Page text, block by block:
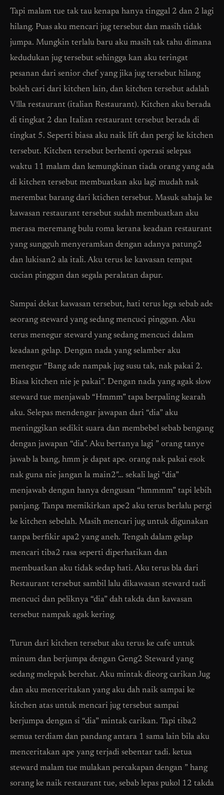
Tapi malam tue tak tau kenapa hanya tinggal 2 dan 2 lagi
hilang. Puas aku mencari jug tersebut dan masih tidak
jumpa. Mungkin terlalu baru aku masih tak tahu dimana
kedudukan jug tersebut sehingga kan aku teringat
pesanan dari senior chef yang jika jug tersebut hilang
boleh cari dari kitchen lain, dan kitchen tersebut adalah
V!lla restaurant (italian Restaurant). Kitchen aku berada
di tingkat 2 dan Italian restaurant tersebut berada di
tingkat 5. Seperti biasa aku naik lift dan pergi ke kitchen
tersebut. Kitchen tersebut berhenti operasi selepas
waktu 11 malam dan kemungkinan tiada orang yang ada
di kitchen tersebut membuatkan aku lagi mudah nak
merembat barang dari ktichen tersebut. Masuk sahaja ke
kawasan restaurant tersebut sudah membuatkan aku
merasa meremang bulu roma kerana keadaan restaurant
yang sungguh menyeramkan dengan adanya patung2
dan lukisan2 ala itali. Aku terus ke kawasan tempat
cucian pinggan dan segala peralatan dapur.
Sampai dekat kawasan tersebut, hati terus lega sebab ade
seorang steward yang sedang mencuci pinggan. Aku
terus menegur steward yang sedang mencuci dalam
keadaan gelap. Dengan nada yang selamber aku
menegur “Bang ade nampak jug susu tak, nak pakai 2.
Biasa kitchen nie je pakai”. Dengan nada yang agak slow
steward tue menjawab “Hmmm” tapa berpaling kearah
aku. Selepas mendengar jawapan dari “dia” aku
meninggikan sedikit suara dan membebel sebab bengang
dengan jawapan “dia”. Aku bertanya lagi ” orang tanye
jawab la bang, hmm je dapat ape. orang nak pakai esok
nak guna nie jangan la main2″… sekali lagi “dia”
menjawab dengan hanya dengusan “hmmmm” tapi lebih
panjang. Tanpa memikirkan ape2 aku terus berlalu pergi
ke kitchen sebelah. Masih mencari jug untuk digunakan
tanpa berfikir apa2 yang aneh. Tengah dalam gelap
mencari tiba2 rasa seperti diperhatikan dan
membuatkan aku tidak sedap hati. Aku terus bla dari
Restaurant tersebut sambil lalu dikawasan steward tadi
mencuci dan peliknya “dia” dah takda dan kawasan
tersebut nampak agak kering.
Turun dari kitchen tersebut aku terus ke cafe untuk
minum dan berjumpa dengan Geng2 Steward yang
sedang melepak berehat. Aku mintak dieorg carikan Jug
dan aku menceritakan yang aku dah naik sampai ke
kitchen atas untuk mencari jug tersebut sampai
berjumpa dengan si “dia” mintak carikan. Tapi tiba2
semua terdiam dan pandang antara 1 sama lain bila aku
menceritakan ape yang terjadi sebentar tadi. ketua
steward malam tue mulakan percakapan dengan ” hang
sorang ke naik restaurant tue, sebab lepas pukol 12 takda